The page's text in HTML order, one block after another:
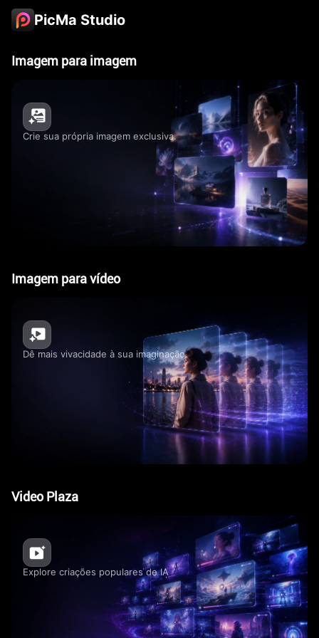
PicMa Studio
Imagem para imagem
Crie sua própria imagem exclusiva.
Imagem para vídeo
Dê mais vivacidade à sua imaginação.
Video Plaza
Explore criações populares de IA